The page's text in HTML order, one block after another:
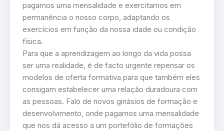
pagamos uma mensalidade e exercitamos em
permanência o nosso corpo, adaptando os
exercícios em função da nossa idade ou condição
física.
Para que a aprendizagem ao longo da vida possa
ser uma realidade, é de facto urgente repensar os
modelos de oferta formativa para que também eles
consigam estabelecer uma relação duradoura com
as pessoas. Falo de novos ginásios de formação e
desenvolvimento, onde pagamos uma mensalidade
que nos dá acesso a um portefólio de formações